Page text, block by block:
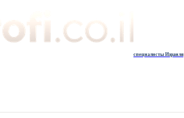
специалисты Израиля